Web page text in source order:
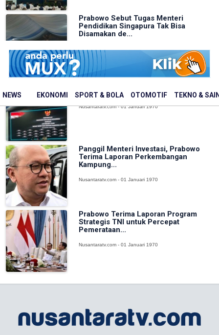
NEWS EKONOMI SPORT & BOLA OTOMOTIF TEKNO &
Prabowo Sebut Tugas Menteri
Pendidikan Singapura Tak Bisa
Disamakan de...
Nusantaratv.com - 01 Januari 1970
Pintar
Nusantaratv.com - 01 Januari 1970
Panggil Menteri Investasi, Prabowo
Terima Laporan Perkembangan
Kampung...
Nusantaratv.com - 01 Januari 1970
Prabowo Terima Laporan Program
Strategis TNI untuk Percepat
Pemerataan...
Nusantaratv.com - 01 Januari 1970